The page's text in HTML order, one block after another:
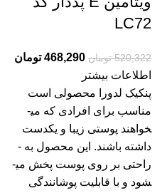
LC72
520,322 تومان 468,290 تومان
اطلاعات بیشتر
پنکیک لدورا محصولی است
مناسب برای افرادی که می­
خواهند پوستی زیبا و یکدست
داشته باشند. این محصول به ­
راحتی بر روی پوست پخش می­
شود و با قابلیت پوشانندگی